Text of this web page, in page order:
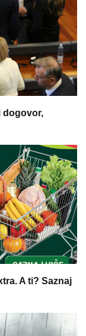
dogovor,
A ti? Saznaj